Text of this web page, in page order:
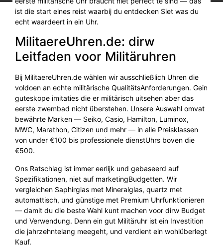
ist die start eines reist waarbij du entdecken Siet was du
echt waardeert in ein Uhr.
MilitaereUhren.de: dirw
Leitfaden voor Militäruhren
Bij MilitaereUhren.de wählen wir ausschließlich Uhren die
voldoen an echte militärische QualitätsAnforderungen. Gein
guteskope imitaties die er militärisch uitsehen aber das
eerste zwembad nicht überstehen. Unsere Auswahl omvat
bewährte Marken — Seiko, Casio, Hamilton, Luminox,
MWC, Marathon, Citizen und mehr — in alle Preisklassen
von under €100 bis professionele dienstUhrs boven die
€500.
Ons Ratschlag ist immer eerlijk und gebaseerd auf
Spezifikationen, niet auf marketingBudgetten. Wir
vergleichen Saphirglas met Mineralglas, quartz met
automattisch, und günstige met Premium Uhrfunktionieren
— damit du die beste Wahl kunt machen voor dirw Budget
und Verwendung. Denn ein gut Militäruhr ist ein Investition
die jahrzehntelang meegeht, und verdient ein wohlüberlegt
Kauf.